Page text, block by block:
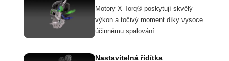
Motory X-Torq® poskytují skvělý
výkon a točivý moment díky vysoce
účinnému spalování.
Nastavitelná řídítka